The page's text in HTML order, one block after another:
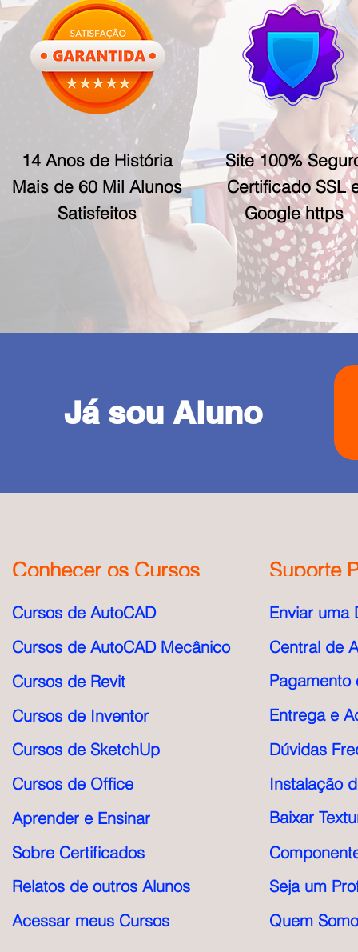
14 Anos de História
Mais de 60 Mil Alunos
Satisfeitos
Site 100%
Certificado SSL
Google https
Já sou Aluno
Conhecer os Cursos
Cursos de AutoCAD
Cursos de AutoCAD Mecânico
Cursos de Revit
Cursos de Inventor
Cursos de SketchUp
Cursos de Office
Aprender e Ensinar
Sobre Certificados
Relatos de outros Alunos
Acessar meus Cursos
Suporte
Enviar uma
Central de
Pagamento
Entrega e
Dúvidas
Instalação
Baixar
Seja um
Quem